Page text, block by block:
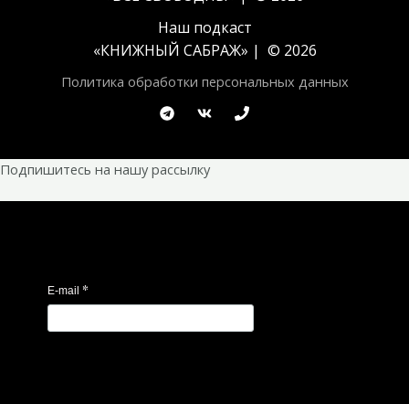
Наш подкаст
«КНИЖНЫЙ САБРАЖ» | © 2026
Политика обработки персональных данных
Подпишитесь на нашу рассылку
E-mail *